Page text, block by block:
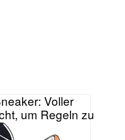
Voller
um Regeln zu